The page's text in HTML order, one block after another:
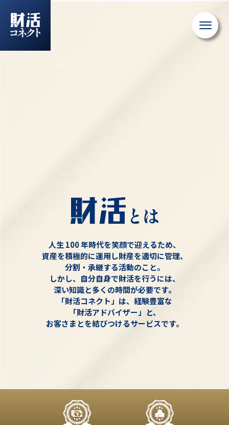
人生 100 年時代を笑顔で迎えるため、
資産を積極的に運用し財産を適切に管理、
分割・承継する活動のこと。
しかし、自分自身で財活を行うには、
深い知識と多くの時間が必要です。
「財活コネクト」は、経験豊富な
「財活アドバイザー」と、
お客さまとを結びつけるサービスです。